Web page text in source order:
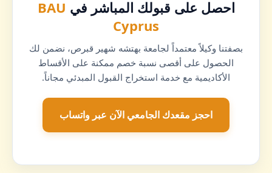
احصل على قبولك المباشر في BAU
Cyprus
بصفتنا وكيلاً معتمداً لجامعة بهتشه شهير قبرص، نضمن لك
الحصول على أقصى نسبة خصم ممكنة على الأقساط
الأكاديمية مع خدمة استخراج القبول المبدئي مجاناً.
احجز مقعدك الجامعي الآن عبر واتساب